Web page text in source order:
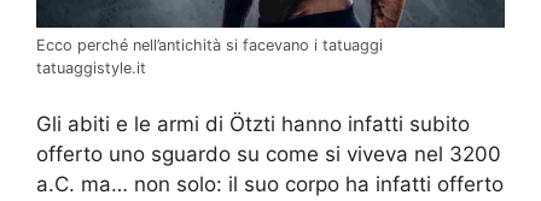
Ecco perché nell’antichità si facevano i tatuaggi
tatuaggistyle.it
Gli abiti e le armi di Ötzti hanno infatti subito
offerto uno sguardo su come si viveva nel 3200
a.C. ma… non solo: il suo corpo ha infatti offerto